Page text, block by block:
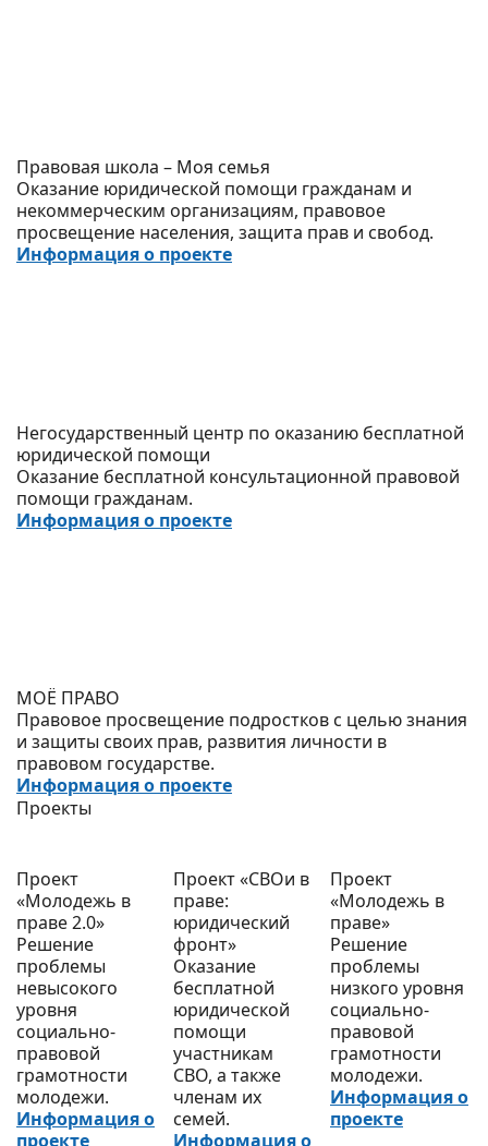
Правовая школа – Моя семья
Оказание юридической помощи гражданам и
некоммерческим организациям, правовое
просвещение населения, защита прав и свобод.
Информация о проекте
Негосударственный центр по оказанию бесплатной
юридической помощи
Оказание бесплатной консультационной правовой
помощи гражданам.
Информация о проекте
МОЁ ПРАВО
Правовое просвещение подростков с целью знания
и защиты своих прав, развития личности в
правовом государстве.
Информация о проекте
Проекты
Проект
«Молодежь в
праве 2.0»
Решение
проблемы
невысокого
уровня
социально-
правовой
грамотности
молодежи.
Информация о
проекте
Проект «СВОи в
праве:
юридический
фронт»
Оказание
бесплатной
юридической
помощи
участникам
СВО, а также
членам их
семей.
Информация о
Проект
«Молодежь в
праве»
Решение
проблемы
низкого уровня
социально-
правовой
грамотности
молодежи.
Информация о
проекте